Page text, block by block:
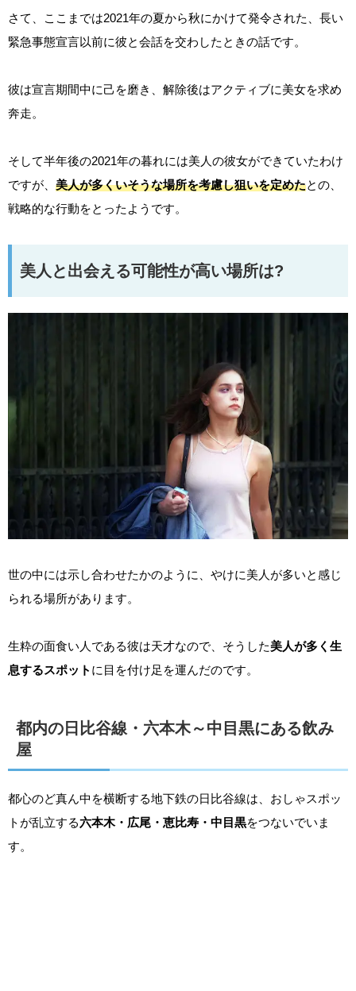
さて、ここまでは2021年の夏から秋にかけて発令された、長い
緊急事態宣言以前に彼と会話を交わしたときの話です。
彼は宣言期間中に己を磨き、解除後はアクティブに美女を求め
奔走。
そして半年後の2021年の暮れには美人の彼女ができていたわけ
ですが、 美人が多くいそうな場所を考慮し狙いを定めたとの、
戦略的な行動をとったようです。
美人と出会える可能性が高い場所は?
世の中には示し合わせたかのように、やけに美人が多いと感じ
られる場所があります。
生粋の面食い人である彼は天才なので、そうした美人が多く生
息するスポット に目を付け足を運んだのです。
都内の日比谷線・六本木～中目黒にある飲み
屋
都心のど真ん中を横断する地下鉄の日比谷線は、おしゃスポッ
トが乱立する六本木・広尾・恵比寿・中目黒をつないでいま
す。